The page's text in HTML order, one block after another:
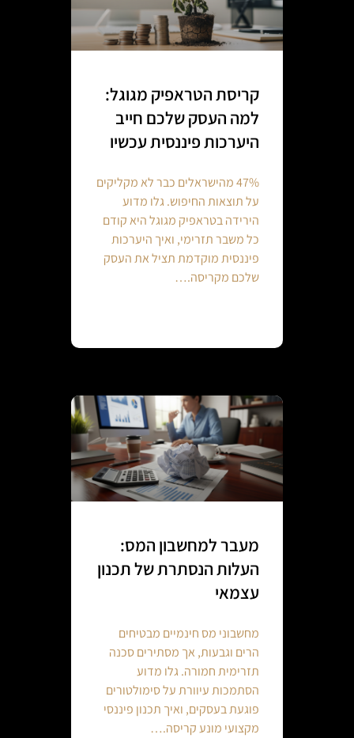
קריסת הטראפיק מגוגל:
למה העסק שלכם חייב
היערכות פיננסית עכשיו
47% מהישראלים כבר לא מקליקים
על תוצאות החיפוש. גלו מדוע
הירידה בטראפיק מגוגל היא קודם
כל משבר תזרימי, ואיך היערכות
פיננסית מוקדמת תציל את העסק
שלכם מקריסה.…
מעבר למחשבון המס:
העלות הנסתרת של תכנון
עצמאי
מחשבוני מס חינמיים מבטיחים
הרים וגבעות, אך מסתירים סכנה
תזרימית חמורה. גלו מדוע
הסתמכות עיוורת על סימולטורים
פוגעת בעסקים, ואיך תכנון פיננסי
מקצועי מונע קריסה.…